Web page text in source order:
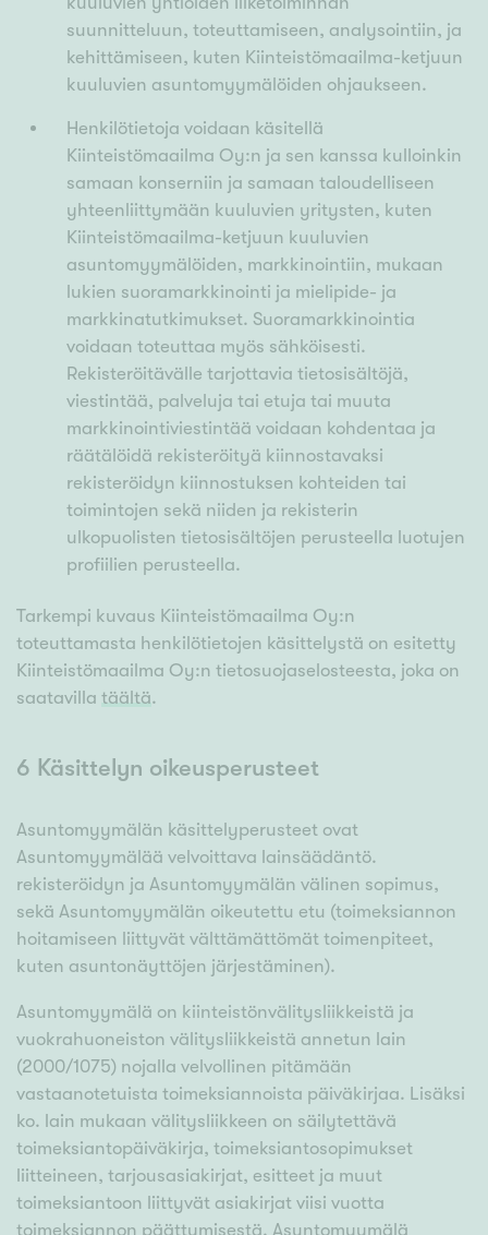
suunnitteluun, toteuttamiseen, analysointiin, ja
kehittämiseen, kuten Kiinteistömaailma-ketjuun
kuuluvien asuntomyymälöiden ohjaukseen.
Henkilötietoja voidaan käsitellä
Kiinteistömaailma Oy:n ja sen kanssa kulloinkin
samaan konserniin ja samaan taloudelliseen
yhteenliittymään kuuluvien yritysten, kuten
Kiinteistömaailma-ketjuun kuuluvien
asuntomyymälöiden, markkinointiin, mukaan
lukien suoramarkkinointi ja mielipide- ja
markkinatutkimukset. Suoramarkkinointia
voidaan toteuttaa myös sähköisesti.
Rekisteröitävälle tarjottavia tietosisältöjä,
viestintää, palveluja tai etuja tai muuta
markkinointiviestintää voidaan kohdentaa ja
räätälöidä rekisteröityä kiinnostavaksi
rekisteröidyn kiinnostuksen kohteiden tai
toimintojen sekä niiden ja rekisterin
ulkopuolisten tietosisältöjen perusteella luotujen
profiilien perusteella.
Tarkempi kuvaus Kiinteistömaailma Oy:n
toteuttamasta henkilötietojen käsittelystä on esitetty
Kiinteistömaailma Oy:n tietosuojaselosteesta, joka on
saatavilla täältä.
6 Käsittelyn oikeusperusteet
Asuntomyymälän käsittelyperusteet ovat
Asuntomyymälää velvoittava lainsäädäntö.
rekisteröidyn ja Asuntomyymälän välinen sopimus,
sekä Asuntomyymälän oikeutettu etu (toimeksiannon
hoitamiseen liittyvät välttämättömät toimenpiteet,
kuten asuntonäyttöjen järjestäminen).
Asuntomyymälä on kiinteistönvälitysliikkeistä ja
vuokrahuoneiston välitysliikkeistä annetun lain
(2000/1075) nojalla velvollinen pitämään
vastaanotetuista toimeksiannoista päiväkirjaa. Lisäksi
ko. lain mukaan välitysliikkeen on säilytettävä
toimeksiantopäiväkirja, toimeksiantosopimukset
liitteineen, tarjousasiakirjat, esitteet ja muut
toimeksiantoon liittyvät asiakirjat viisi vuotta
toimeksiannon päättymisestä. Asuntomyymälä